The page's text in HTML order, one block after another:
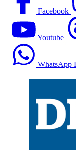
Facebook
Youtube
WhatsApp